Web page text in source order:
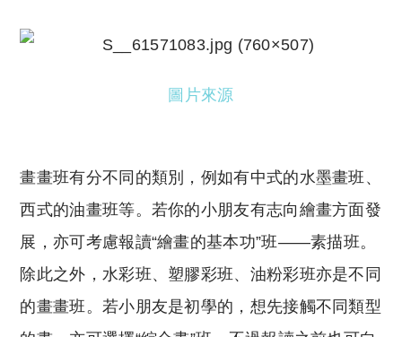
圖片來源
畫畫班有分不同的類別，例如有中式的水墨畫班、
西式的油畫班等。若你的小朋友有志向繪畫方面發
展，亦可考慮報讀“繪畫的基本功”班——素描班。
除此之外，水彩班、塑膠彩班、油粉彩班亦是不同
的畫畫班。若小朋友是初學的，想先接觸不同類型